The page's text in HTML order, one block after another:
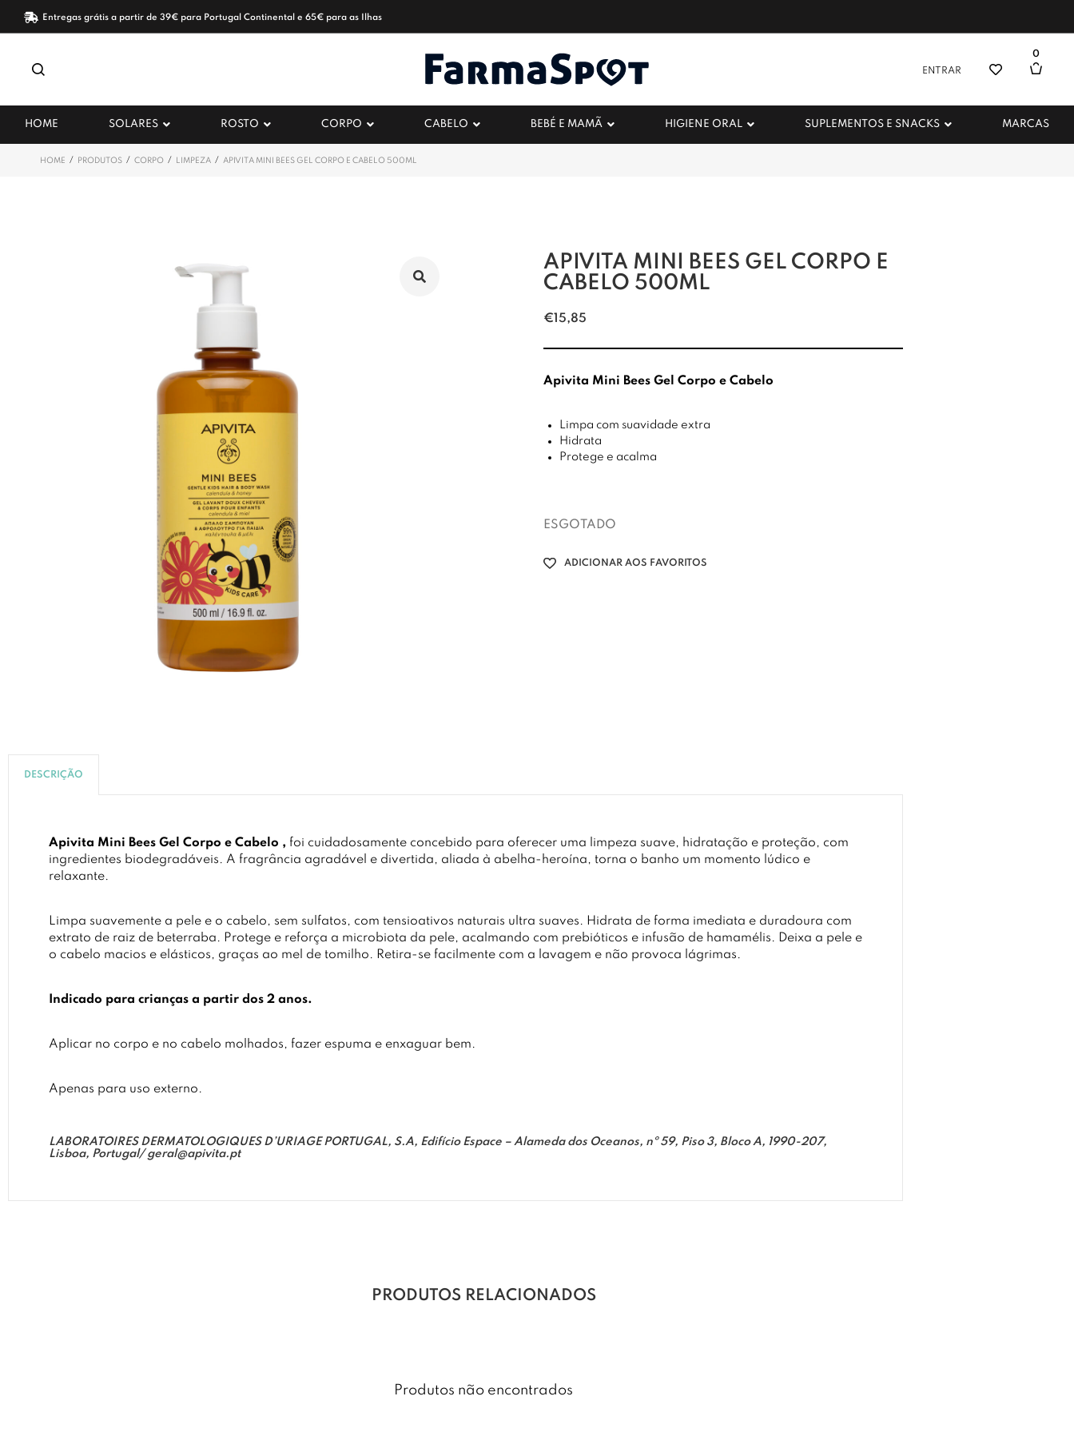
Entregas grátis a partir de 39€ para Portugal Continental e 65€ para as Ilhas
ENTRAR
0
HOME SOLARES ROSTO CORPO CABELO BEBÉ E MAMÃ HIGIENE ORAL SUPLEMENTOS E SNACKS MARCAS
HOME / PRODUTOS / CORPO / LIMPEZA / APIVITA MINI BEES GEL CORPO E CABELO 500ML
APIVITA MINI BEES GEL CORPO E
CABELO 500ML
€15,85
Apivita Mini Bees Gel Corpo e Cabelo
Limpa com suavidade extra
Hidrata
Protege e acalma
ESGOTADO
ADICIONAR AOS FAVORITOS
DESCRIÇÃO
Apivita Mini Bees Gel Corpo e Cabelo , foi cuidadosamente concebido para oferecer uma limpeza suave, hidratação e proteção, com
ingredientes biodegradáveis. A fragrância agradável e divertida, aliada à abelha-heroína, torna o banho um momento lúdico e
relaxante.
Limpa suavemente a pele e o cabelo, sem sulfatos, com tensioativos naturais ultra suaves. Hidrata de forma imediata e duradoura com
extrato de raiz de beterraba. Protege e reforça a microbiota da pele, acalmando com prebióticos e infusão de hamamélis. Deixa a pele e
o cabelo macios e elásticos, graças ao mel de tomilho. Retira-se facilmente com a lavagem e não provoca lágrimas.
Indicado para crianças a partir dos 2 anos.
Aplicar no corpo e no cabelo molhados, fazer espuma e enxaguar bem.
Apenas para uso externo.
LABORATOIRES DERMATOLOGIQUES D’URIAGE PORTUGAL, S.A, Edifício Espace – Alameda dos Oceanos, nº 59, Piso 3, Bloco A, 1990-207,
Lisboa, Portugal/ geral@apivita.pt
PRODUTOS RELACIONADOS
Produtos não encontrados